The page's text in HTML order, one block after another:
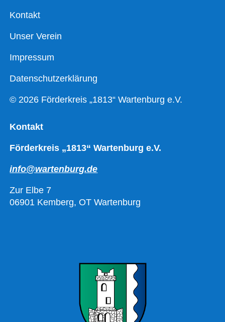
Kontakt
Unser Verein
Impressum
Datenschutzerklärung
© 2026 Förderkreis „1813“ Wartenburg e.V.
Kontakt
Förderkreis „1813“ Wartenburg e.V.
info@wartenburg.de
Zur Elbe 7
06901 Kemberg, OT Wartenburg